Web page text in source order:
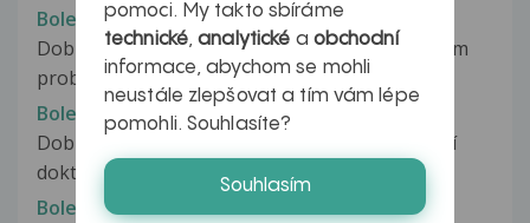
Bolest v pravém podžebří
Dobrý den,je mi 23 let a už více jak půl roku mám
problémy se zazivanim,nechut...
Bolest v pravém podžebří
Dobrý den, chtěl bych se zeptat. Byl jsem u paní
doktorky ohledně bolesti břicha....
Bolest v pravém podžebří
pomoci. My takto sbíráme
technické,analytické a obchodní
informace, abychom se mohli
neustále zlepšovat a tím vám lépe
pomohli. Souhlasíte?
Souhlasím